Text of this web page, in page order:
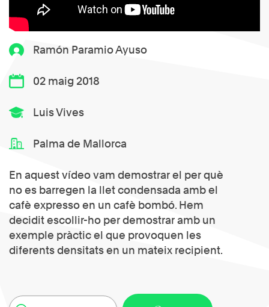
Ramón Paramio Ayuso
02 maig 2018
Luis Vives
Palma de Mallorca
En aquest vídeo vam demostrar el per què
no es barregen la llet condensada amb el
cafè expresso en un cafè bombó. Hem
decidit escollir-ho per demostrar amb un
exemple pràctic el que provoquen les
diferents densitats en un mateix recipient.